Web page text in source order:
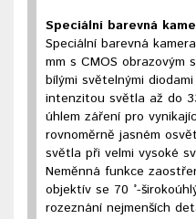
Speciální barevná
Speciální barevná
mm s CMOS obrazovým
bílými světelnými
intenzitou světla až do
úhlem záření pro
rovnoměrně jasném
světla při velmi vysoké
Neměnná funkce
objektív se 70 °-
rozeznání nejmenších